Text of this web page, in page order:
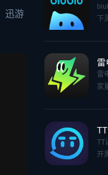
迅游
下
雷
雷
家
TT
开